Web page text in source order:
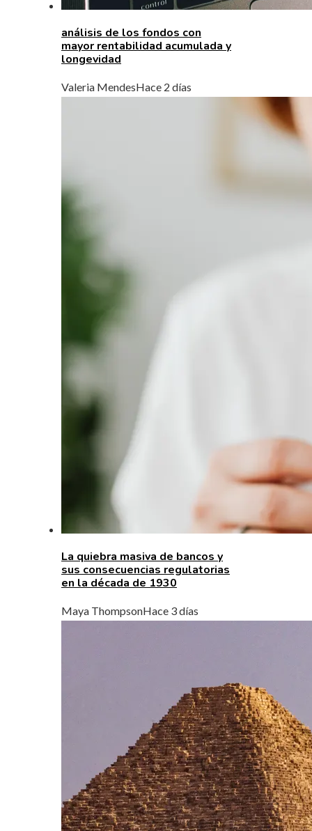
análisis de los fondos con
mayor rentabilidad acumulada y
longevidad
Valeria MendesHace 2 días
La quiebra masiva de bancos y
sus consecuencias regulatorias
en la década de 1930
Maya ThompsonHace 3 días